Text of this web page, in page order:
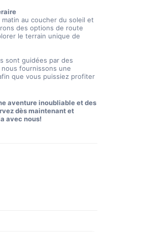
au coucher du soleil et
des options de route
le terrain unique de
sont guidées par des
fournissons une
que vous puissiez profiter
aventure inoubliable et des
dès maintenant et
avec nous!